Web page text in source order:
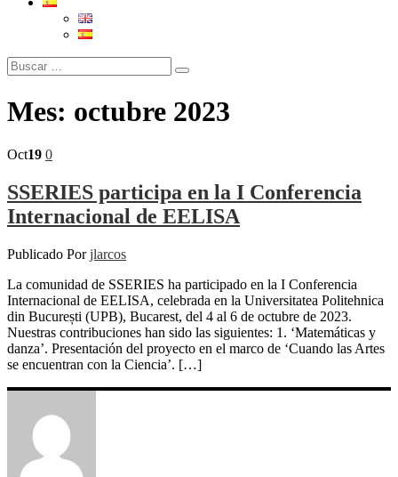
Mes: octubre 2023
Oct19 0
SSERIES participa en la I Conferencia
Internacional de EELISA
Publicado Porjlarcos
La comunidad de SSERIES ha participado en la I Conferencia
Internacional de EELISA, celebrada en la Universitatea Politehnica
din București (UPB), Bucarest, del 4 al 6 de octubre de 2023.
Nuestras contribuciones han sido las siguientes: 1. ‘Matemáticas y
danza’. Presentación del proyecto en el marco de ‘Cuando las Artes
se encuentran con la Ciencia’. […]